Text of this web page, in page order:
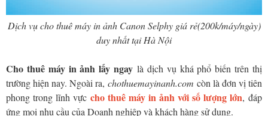
Dịch vụ cho thuê máy in ảnh Canon Selphy giá rẻ(200k/máy/ngày)
duy nhất tại Hà Nội
Cho thuê máy in ảnh lấy ngay là dịch vụ khá phổ biến trên thị
trường hiện nay. Ngoài ra, chothuemayinanh.com còn là đơn vị tiên
phong trong lĩnh vực cho thuê máy in ảnh với số lượng lớn, đáp
ứng mọi nhu cầu của Doanh nghiệp và khách hàng sử dụng.